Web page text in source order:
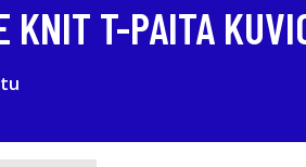
KNIT T-PAITA